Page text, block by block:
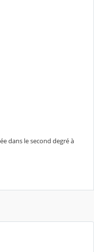
dans le second degré à